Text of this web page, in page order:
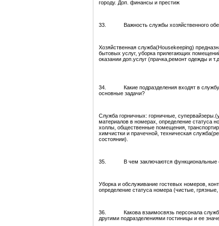
городу. Доп. финансы и престиж
33. Важность службы хозяйственного
Хозяйственная служба(Housekeeping)
бытовых услуг, уборка прилегающих
оказании доп.услуг (прачка,ремонт одежды и
34. Какие подразделения входят в службу
основные задачи?
Служба горничных: горничные,
материалов в номерах, определение статуса
холлы, общественные помещения,
химчистки и прачечной, техническая
состоянии).
35. В чем заключаются функциональные
Уборка и обслуживание гостевых номеров,
определение статуса номера (чистые,
36. Какова взаимосвязь персонала службы
другими подразделениями гостиницы и ее